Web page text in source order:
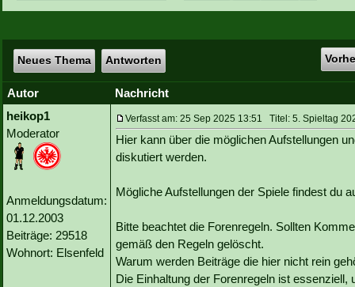
Neues Thema Antworten
Autor
Nachricht
heikop1
Moderator
Anmeldungsdatum:
01.12.2003
Beiträge: 29518
Wohnort: Elsenfeld
Verfasst am: 25 Sep 2025 13:51 Titel: 5. Spieltag
Hier kann über die möglichen Aufstellungen
diskutiert werden.
Mögliche Aufstellungen der Spiele findest du
Bitte beachtet die Forenregeln. Sollten
gemäß den Regeln gelöscht.
Warum werden Beiträge die hier nicht rein
Die Einhaltung der Forenregeln ist